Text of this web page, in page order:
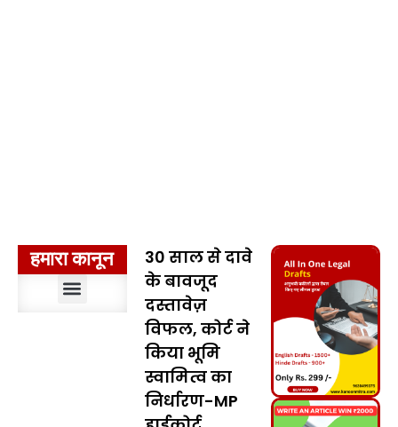
हमारा कानून
30 साल से दावे
के बावजूद
दस्तावेज़
विफल, कोर्ट ने
किया भूमि
स्वामित्व का
निर्धारण-MP